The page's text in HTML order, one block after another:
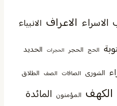
الاسراء الاعراف الانبياء
الحج الحجر الحجرات الحديد
الشورى الصافات الصف الطلاق
الكهف المؤمنون المائدة